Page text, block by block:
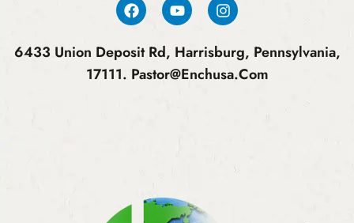
6433 Union Deposit Rd, Harrisburg, Pennsylvania,
17111. Pastor@enchusa.com